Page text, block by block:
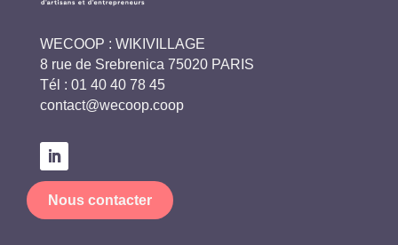
WECOOP : WIKIVILLAGE
8 rue de Srebrenica 75020 PARIS
Tél : 01 40 40 78 45
contact@wecoop.coop
Nous contacter